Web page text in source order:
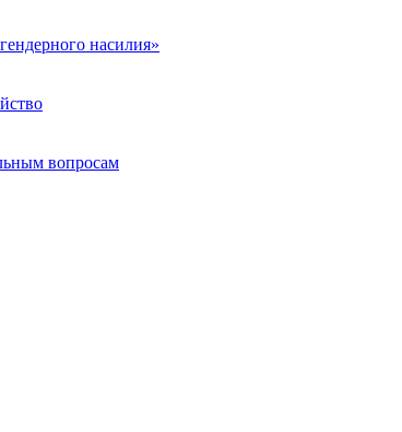
насилия»
вопросам